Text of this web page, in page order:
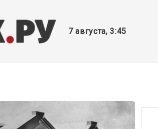
7 августа, 3:45